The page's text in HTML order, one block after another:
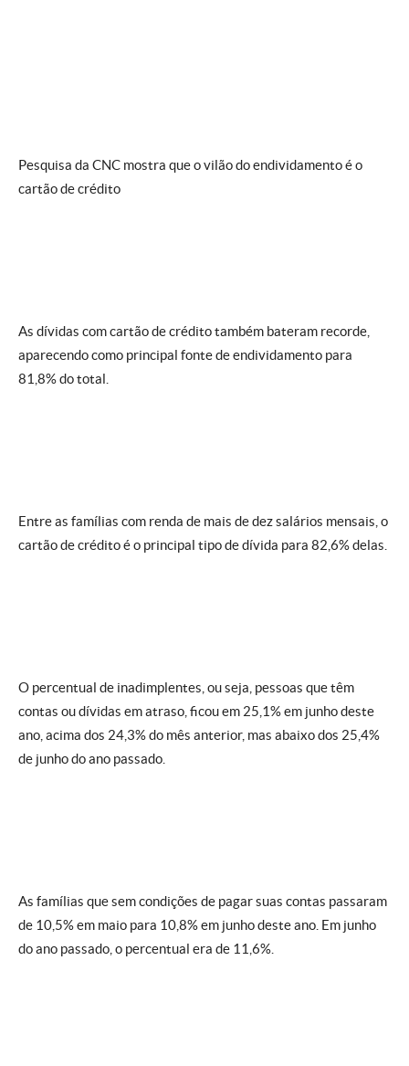
Pesquisa da CNC mostra que o vilão do endividamento é o
cartão de crédito
As dívidas com cartão de crédito também bateram recorde,
aparecendo como principal fonte de endividamento para
81,8% do total.
Entre as famílias com renda de mais de dez salários mensais, o
cartão de crédito é o principal tipo de dívida para 82,6% delas.
O percentual de inadimplentes, ou seja, pessoas que têm
contas ou dívidas em atraso, ficou em 25,1% em junho deste
ano, acima dos 24,3% do mês anterior, mas abaixo dos 25,4%
de junho do ano passado.
As famílias que sem condições de pagar suas contas passaram
de 10,5% em maio para 10,8% em junho deste ano. Em junho
do ano passado, o percentual era de 11,6%.